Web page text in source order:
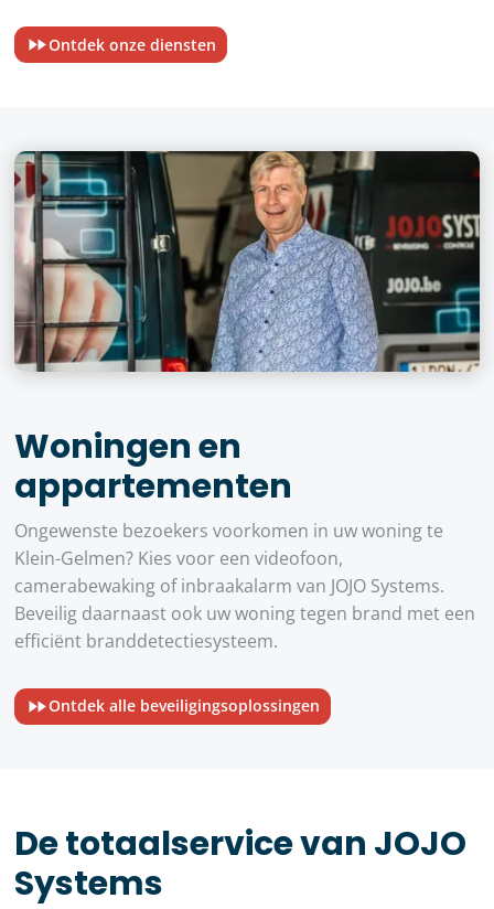
Ontdek onze diensten
Woningen en
appartementen
Ongewenste bezoekers voorkomen in uw woning te
Klein-Gelmen? Kies voor een videofoon,
camerabewaking of inbraakalarm van JOJO Systems.
Beveilig daarnaast ook uw woning tegen brand met een
efficiënt branddetectiesysteem.
Ontdek alle beveiligingsoplossingen
De totaalservice van JOJO
Systems